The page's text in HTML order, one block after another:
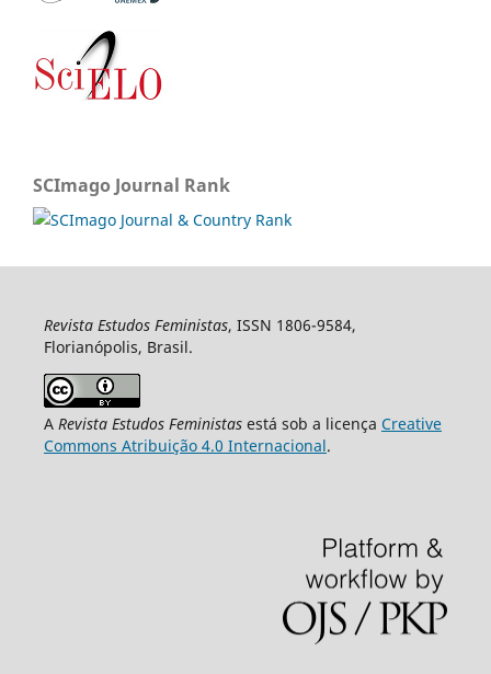
SCImago Journal Rank
Revista Estudos Feministas, ISSN 1806-9584,
Florianópolis, Brasil.
A Revista Estudos Feministasestá sob a licença Creative
Commons Atribuição 4.0 Internacional.